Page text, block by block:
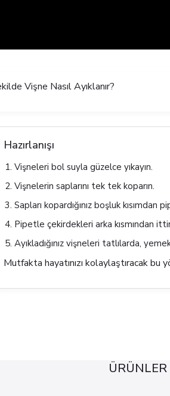
Vişne Nasıl Ayıklanır?
Hazırlanışı
Vişneleri bol suyla güzelce yıkayın.
Vişnelerin saplarını tek tek koparın.
Sapları kopardığınız boşluk
Pipetle çekirdekleri arka kısmından
Ayıkladığınız vişneleri tatlılarda,
Mutfakta hayatınızı kolaylaştıracak
ÜRÜNLER